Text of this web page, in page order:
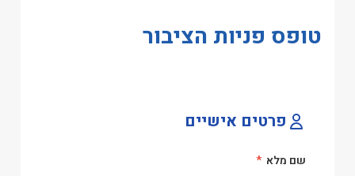
מַעֲרֶכֶתטופס פניות הציבור
פרטים אישיים
שם מלא *